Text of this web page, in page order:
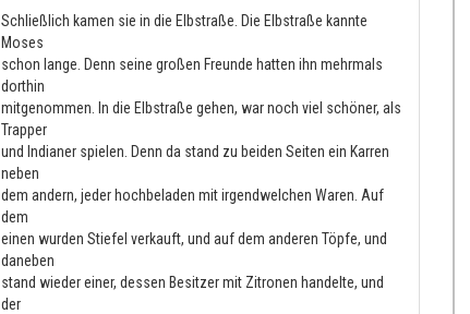
Schließlich kamen sie in die Elbstraße. Die Elbstraße kannte
Moses
schon lange. Denn seine großen Freunde hatten ihn mehrmals
dorthin
mitgenommen. In die Elbstraße gehen, war noch viel schöner, als
Trapper
und Indianer spielen. Denn da stand zu beiden Seiten ein Karren
neben
dem andern, jeder hochbeladen mit irgendwelchen Waren. Auf
dem
einen wurden Stiefel verkauft, und auf dem anderen Töpfe, und
daneben
stand wieder einer, dessen Besitzer mit Zitronen handelte, und
der